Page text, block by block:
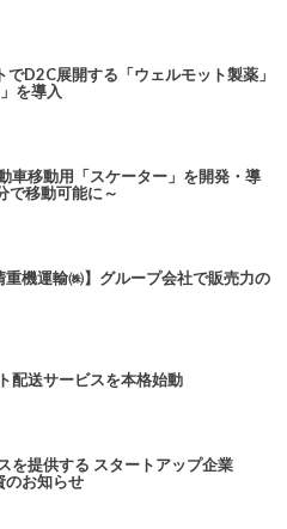
D2C展開する「ウェルモット製薬」
を導入
車移動用「スケーター」を開発・導
で移動可能に～
重機運輸㈱】グループ会社で販売力の
配送サービスを本格始動
を提供する スタートアップ企業
のお知らせ